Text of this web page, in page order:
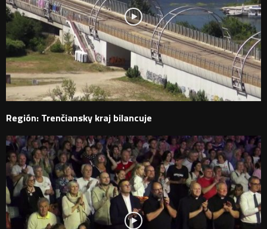
Región: Trenčiansky kraj bilancuje